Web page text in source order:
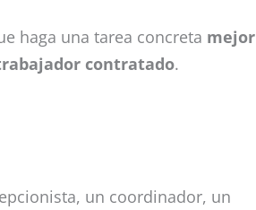
haga una tarea concreta mejor
contratado.
un coordinador, un